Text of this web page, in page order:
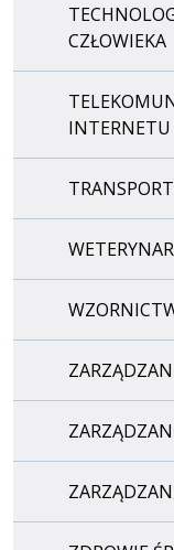
CZŁOWIEKA
INTERNETU